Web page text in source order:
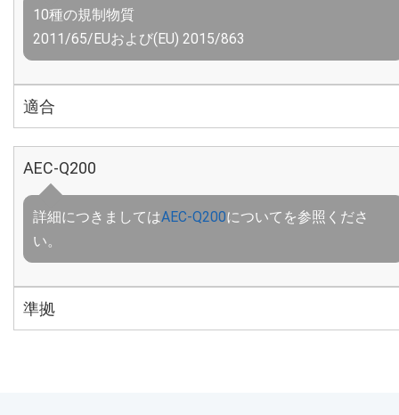
10種の規制物質
2011/65/EUおよび(EU) 2015/863
適合
AEC-Q200
詳細につきましてはAEC-Q200についてを参照くださ
い。
準拠